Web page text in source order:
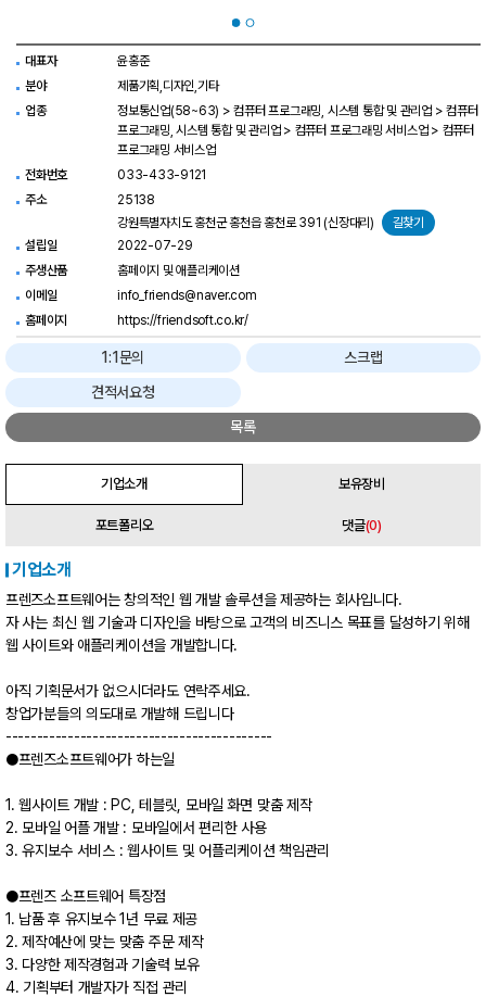
대표자
윤홍준
분야
제품기획,디자인,기타
업종
정보통신업(58~63) > 컴퓨터 프로그래밍, 시스템 통합 및 관리업 > 컴퓨터
프로그래밍, 시스템 통합 및 관리업 > 컴퓨터 프로그래밍 서비스업 > 컴퓨터
프로그래밍 서비스업
전화번호
033-433-9121
주소
25138
강원특별자치도 홍천군 홍천읍 홍천로 391 (신장대리)
길찾기
설립일
2022-07-29
주생산품
홈페이지 및 애플리케이션
이메일
info_friends@naver.com
홈페이지
https://friendsoft.co.kr/
1:1문의
스크랩
견적서요청
목록
기업소개 보유장비
포트폴리오 댓글(0)
기업소개
프렌즈소프트웨어는 창의적인 웹 개발 솔루션을 제공하는 회사입니다.
자 사는 최신 웹 기술과 디자인을 바탕으로 고객의 비즈니스 목표를 달성하기 위해
웹 사이트와 애플리케이션을 개발합니다.
아직 기획문서가 없으시더라도 연락주세요.
창업가분들의 의도대로 개발해 드립니다
-------------------------------------------
●프렌즈소프트웨어가 하는일
1. 웹사이트 개발 : PC, 테블릿, 모바일 화면 맞춤 제작
2. 모바일 어플 개발 : 모바일에서 편리한 사용
3. 유지보수 서비스 : 웹사이트 및 어플리케이션 책임관리
●프렌즈 소프트웨어 특장점
1. 납품 후 유지보수 1년 무료 제공
2. 제작예산에 맞는 맞춤 주문 제작
3. 다양한 제작경험과 기술력 보유
4. 기획부터 개발자가 직접 관리